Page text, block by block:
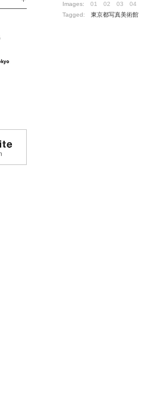
Images: 01 02 03 04
Tagged: 東京都写真美術館